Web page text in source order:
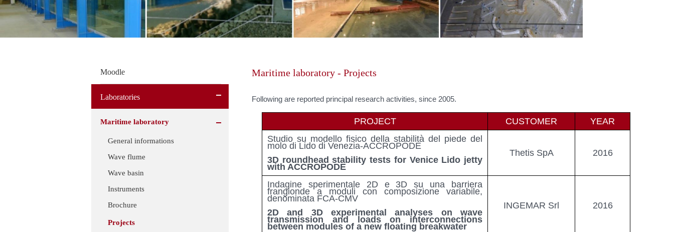
Moodle
Laboratories
Maritime laboratory
General informations
Wave flume
Wave basin
Instruments
Brochure
Projects
to
content
Maritime laboratory - Projects
Following are reported principal research activities, since 2005.
PROJECT CUSTOMER
YEAR
Studio su modello fisico della stabilità del piede del
molo di Lido di Venezia-ACCROPODE
3D roundhead stability tests for Venice Lido jetty
with ACCROPODE
Thetis SpA 2016
Indagine sperimentale 2D e 3D su una barriera
frangionde a moduli con composizione variabile,
denominata FCA-CMV
2D and 3D experimental analyses on wave
transmission and loads on interconnections
between modules of a new floating breakwater
INGEMAR Srl 2016